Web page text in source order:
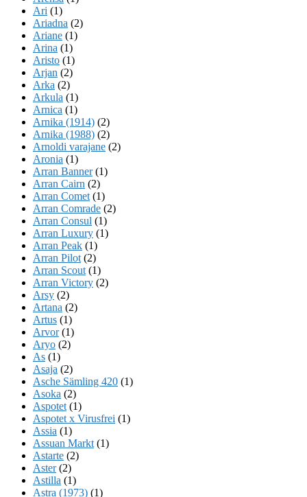
Ari (1)
Ariadna (2)
Ariane (1)
Arina (1)
Aristo (1)
Arjan (2)
Arka (2)
Arkula (1)
Arnica (1)
Arnika (1914) (2)
Arnika (1988) (2)
Arnoldi varajane (2)
Aronia (1)
Arran Banner(1)
Arran Cairn (2)
Arran Comet (1)
Arran Comrade (2)
Arran Consul (1)
Arran Luxury (1)
Arran Peak (1)
Arran Pilot (2)
Arran Scout (1)
Arran Victory (2)
Arsy (2)
Artana (2)
Artus (1)
Arvor(1)
Aryo (2)
As (1)
Asaja (2)
Asche Sämling 420 (1)
Asoka (2)
Aspotet (1)
Aspotet x Virusfrei (1)
Assia (1)
Assuan Markt (1)
Astarte (2)
Aster(2)
Astilla (1)
Astra (1973) (1)